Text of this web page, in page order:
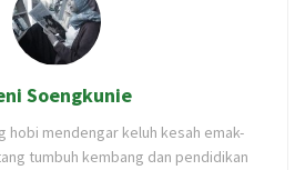
Soengkunie
hobi mendengar keluh kesah emak-
tumbuh kembang dan pendidikan